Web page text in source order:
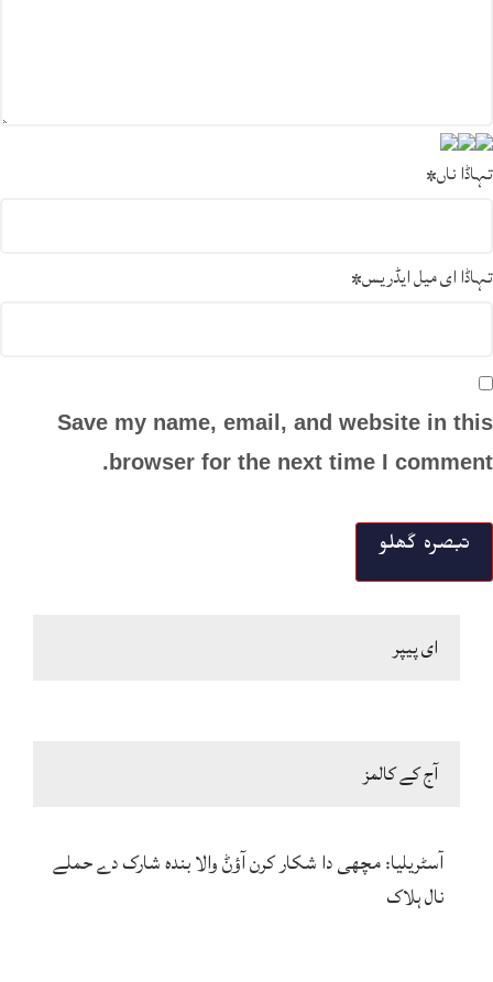
تہاڈا ناں*
تہاڈا ای میل ایڈریس*
Save my name, email, and website in this
browser for the next time I comment.
ای پیپر
آج کے کالمز
آسٹریلیا: مچھی دا شکار کرن آؤݨ والا بندہ شارک دے حملے
نال ہلاک